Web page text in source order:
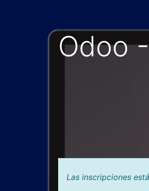
Odoo
Las inscripciones